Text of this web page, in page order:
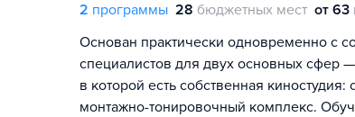
2 программы 28 бюджетных мест от 63
Основан практически одновременно с
специалистов для двух основных сфер
в которой есть собственная
монтажно-тонировочный комплекс.